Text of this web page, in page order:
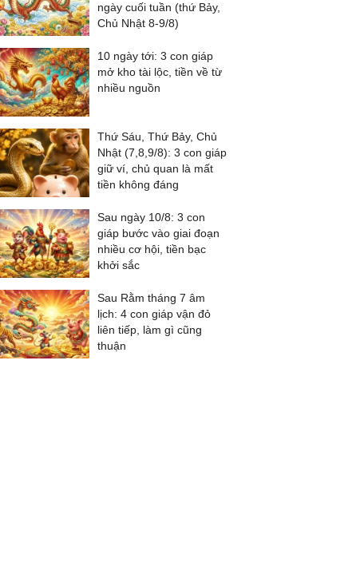
ngày cuối tuần (thứ Bảy,
Chủ Nhật 8-9/8)
10 ngày tới: 3 con giáp
mở kho tài lộc, tiền về từ
nhiều nguồn
Thứ Sáu, Thứ Bảy, Chủ
Nhật (7,8,9/8): 3 con giáp
giữ ví, chủ quan là mất
tiền không đáng
Sau ngày 10/8: 3 con
giáp bước vào giai đoạn
nhiều cơ hội, tiền bạc
khởi sắc
Sau Rằm tháng 7 âm
lịch: 4 con giáp vận đỏ
liên tiếp, làm gì cũng
thuận